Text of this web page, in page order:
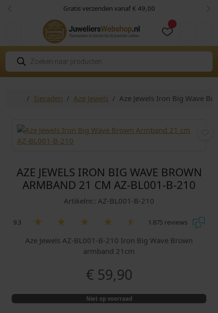
Skip to content
Skip to footer Gratis verzenden vanaf € 49,00
Vorige
P
o
d
HomeSieraden Aze Jewels Aze Jewels Iron Big Wave
AZE JEWELS IRON BIG WAVE BROWN
ARMBAND 21 CM AZ-BL001-B-210
Artikelnr.: AZ-BL001-B-210
9.3 1.875 reviews
Aze Jewels AZ-BL001-B-210 Iron Big Wave Brown
armband 21cm
€59,90
Niet op voorraad